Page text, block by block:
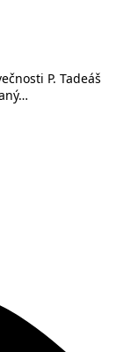
P. Tadeáš